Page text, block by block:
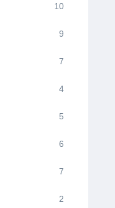
10
9
7
4
5
6
7
2